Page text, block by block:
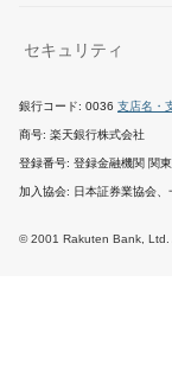
セキュリティ
銀行コード 0036 支店名・
商号 楽天銀行株式会社
登録番号 登録金融機関 関
加入協会 日本証券業協会
© 2001 Rakuten Bank, Ltd.